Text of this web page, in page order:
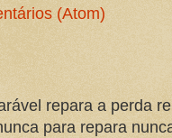
(Atom)
repara a perda
para repara